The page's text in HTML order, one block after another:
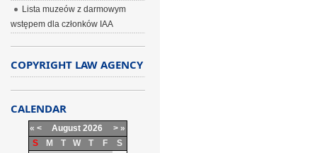
Lista muzeów z darmowym
wstępem dla członków IAA
COPYRIGHT LAW AGENCY
CALENDAR
« < August 2026 > »
S
M T W T F
S